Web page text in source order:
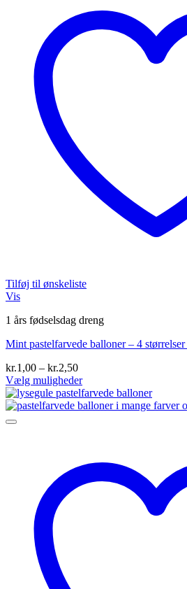
varesiden
Tilføj til ønskeliste
Vis
1 års fødselsdag dreng
Mint pastelfarvede balloner – 4 størrelser
kr.1,00 – kr.2,50Prisinterval:
kr.1,00
til
kr.2,50
Vælg muligheder
Dette
vare
har
varesiden